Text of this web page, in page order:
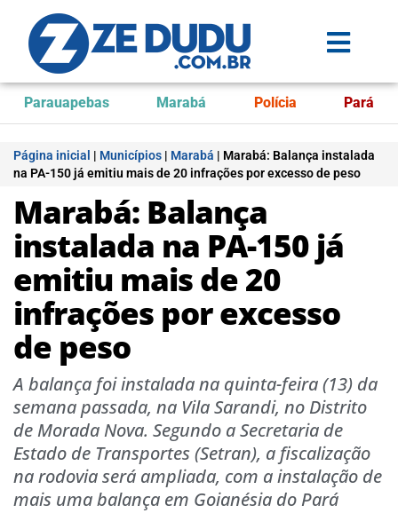
Parauapebas Marabá Polícia Pará
Página inicial | Municípios | Marabá | Marabá: Balança instalada
na PA-150 já emitiu mais de 20 infrações por excesso de peso
Marabá: Balança
instalada na PA-150 já
emitiu mais de 20
infrações por excesso
de peso
A balança foi instalada na quinta-feira (13) da
semana passada, na Vila Sarandi, no Distrito
de Morada Nova. Segundo a Secretaria de
Estado de Transportes (Setran), a fiscalização
na rodovia será ampliada, com a instalação de
mais uma balança em Goianésia do Pará